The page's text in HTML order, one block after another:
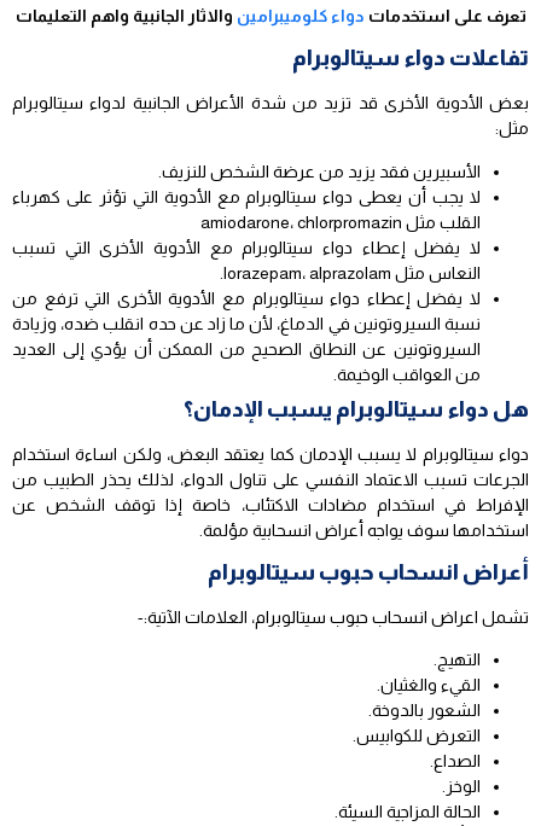
تعرف على استخدمات دواء كلوميبرامين والاثار الجانبية واهم التعليمات
تفاعلات دواء سيتالوبرام
بعض الأدوية الأخرى قد تزيد من شدة الأعراض الجانبية لدواء سيتالوبرام
مثل:
الأسبيرين فقد يزيد من عرضة الشخص للنزيف.
لا يجب أن يعطى دواء سيتالوبرام مع الأدوية التي تؤثر على كهرباء
القلب مثل amiodarone، chlorpromazin
لا يفضل إعطاء دواء سيتالوبرام مع الأدوية الأخرى التي تسبب
النعاس مثل lorazepam، alprazolam.
لا يفضل إعطاء دواء سيتالوبرام مع الأدوية الأخرى التي ترفع من
نسبة السيروتونين في الدماغ، لأن ما زاد عن حده انقلب ضده، وزيادة
السيروتونين عن النطاق الصحيح من الممكن أن يؤدي إلى العديد
من العواقب الوخيمة.
هل دواء سيتالوبرام يسبب الإدمان؟
دواء سيتالوبرام لا يسبب الإدمان كما يعتقد البعض، ولكن اساءة استخدام
الجرعات تسبب الاعتماد النفسي على تناول الدواء، لذلك يحذر الطبيب من
الإفراط في استخدام مضادات الاكتئاب، خاصة إذا توقف الشخص عن
استخدامها سوف يواجه أعراض انسحابية مؤلمة.
أعراض انسحاب حبوب سيتالوبرام
تشمل اعراض انسحاب حبوب سيتالوبرام، العلامات الآتية:-
التهيج.
القيء والغثيان.
الشعور بالدوخة.
التعرض للكوابيس.
الصداع.
الوخز.
الحالة المزاجية السيئة.